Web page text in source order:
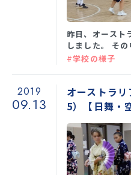
昨日、オースト
しました。 そ
#学校の様子
2019
09.13
オーストラ
5）【日舞・